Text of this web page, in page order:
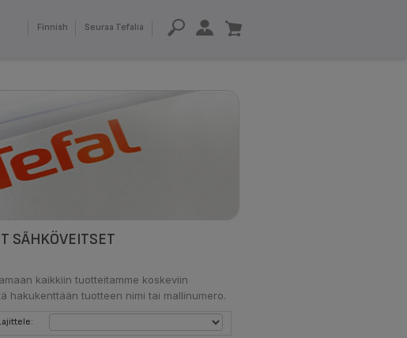
Finnish Seuraa Tefalia
SÄHKÖVEITSET
kaikkiin tuotteitamme koskeviin
hakukenttään tuotteen nimi tai mallinumero.